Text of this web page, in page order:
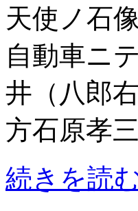
天使ノ石
自動車ニ
井（八郎
方石原孝
続きを読